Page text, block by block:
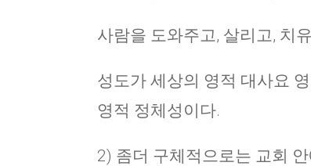
사람을 도와주고, 살리고, 치
성도가 세상의 영적 대사요
영적 정체성이다.
2) 좀더 구체적으로는 교회